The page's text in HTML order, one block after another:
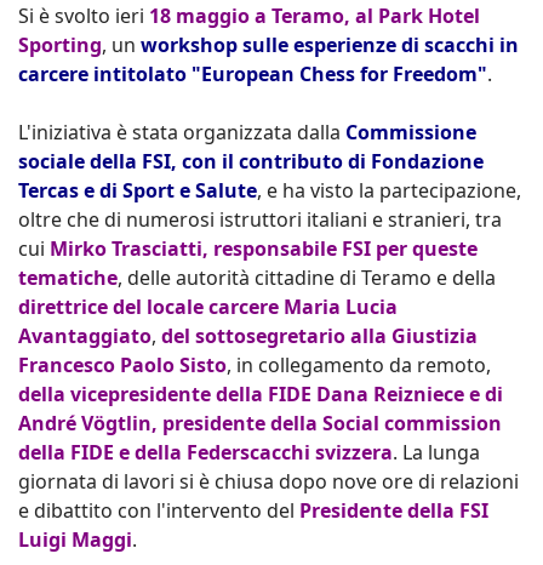
Si è svolto ieri 18 maggioa Teramo, al Park Hotel
Sporting, un workshop sulle esperienze di scacchi in
carcere intitolato "European Chess for Freedom".
L'iniziativa è stata organizzata dalla Commissione
sociale della FSI, con il contributo di Fondazione
Tercas e di Sport e Salute, e ha visto la partecipazione,
oltre che di numerosi istruttori italiani e stranieri, tra
cui Mirko Trasciatti, responsabile FSI per queste
tematiche, delle autorità cittadine di Teramo e della
direttrice del locale carcere Maria Lucia
Avantaggiato, del sottosegretario alla Giustizia
Francesco Paolo Sisto, in collegamento da remoto,
della vicepresidente della FIDE Dana Reizniece e di
André Vögtlin, presidente della Social commission
della FIDE e della Federscacchi svizzera. La lunga
giornata di lavori si è chiusa dopo nove ore di relazioni
e dibattito con l'intervento del Presidente della FSI
Luigi Maggi.